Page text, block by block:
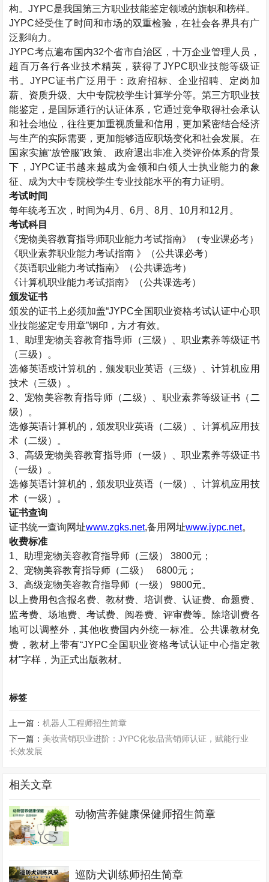
构。JYPC是我国第三方职业技能鉴定领域的旗帜和榜样。
JYPC经受住了时间和市场的双重检验，在社会各界具有广
泛影响力。
JYPC考点遍布国内32个省市自治区，十万企业管理人员，
超百万各行各业技术精英，获得了JYPC职业技能等级证
书。JYPC证书广泛用于：政府招标、企业招聘、定岗加
薪、资质升级、大中专院校学生计算学分等。第三方职业技
能鉴定，是国际通行的认证体系，它通过竞争取得社会承认
和社会地位，往往更加重视质量和信用，更加紧密结合经济
与生产的实际需要，更加能够适应职场变化和社会发展。在
国家实施“放管服”政策、 政府退出非准入类评价体系的背景
下，JYPC证书越来越成为金领和白领人士执业能力的象
征、成为大中专院校学生专业技能水平的有力证明。
考试时间
每年统考五次，时间为4月、6月、8月、10月和12月。
考试科目
《宠物美容教育指导师职业能力考试指南》（专业课必考）
《职业素养职业能力考试指南 》（公共课必考）
《英语职业能力考试指南》（公共课选考）
《计算机职业能力考试指南》（公共课选考）
颁发证书
颁发的证书上必须加盖“JYPC全国职业资格考试认证中心职
业技能鉴定专用章”钢印，方才有效。
1、助理宠物美容教育指导师（三级）、职业素养等级证书
（三级）。
选修英语或计算机的，颁发职业英语（三级）、计算机应用
技术（三级）。
2、宠物美容教育指导师（二级）、职业素养等级证书（二
级）。
选修英语计算机的，颁发职业英语（二级）、计算机应用技
术（二级）。
3、高级宠物美容教育指导师（一级）、职业素养等级证书
（一级）。
选修英语计算机的，颁发职业英语（一级）、计算机应用技
术（一级）。
证书查询
证书统一查询网址www.zgks.net,备用网址www.jypc.net。
收费标准
1、助理宠物美容教育指导师（三级） 3800元；
2、宠物美容教育指导师（二级） 6800元；
3、高级宠物美容教育指导师（一级） 9800元。
以上费用包含报名费、教材费、培训费、认证费、命题费、
监考费、场地费、考试费、阅卷费、评审费等。除培训费各
地可以调整外，其他收费国内外统一标准。公共课教材免
费，教材上带有“JYPC全国职业资格考试认证中心指定教
材”字样，为正式出版教材。
标签
上一篇：机器人工程师招生简章
下一篇： 美妆营销职业进阶：JYPC化妆品营销师认证，赋能行业
长效发展
相关文章
动物营养健康保健师招生简章
巡防犬训练师招生简章